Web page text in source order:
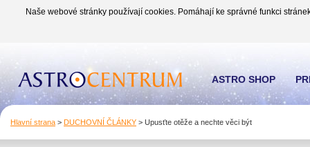
Naše webové stránky používají cookies. Pomáhají ke správné funkci
Hlavní strana > DUCHOVNÍ ČLÁNKY > Upusťte otěže a nechte věci být
ASTRO SHOP